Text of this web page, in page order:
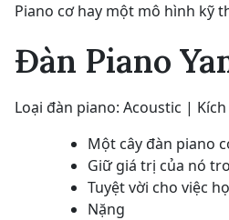
Piano cơ hay một mô hình kỹ
Đàn Piano
Loại đàn piano: Acoustic |
Một cây đàn piano
Giữ giá trị của nó
Tuyệt vời cho việc
Nặng